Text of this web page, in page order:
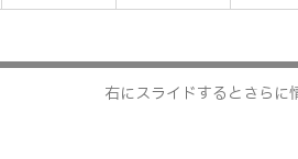
右にスライドするとさらに